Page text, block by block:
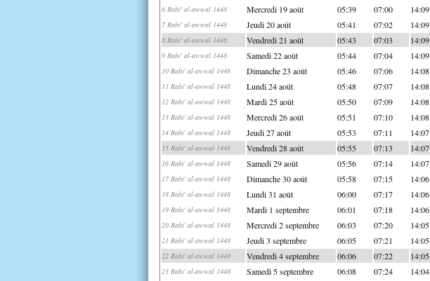
6 Rabi' al-awwal 1448 Mercredi 19 août 05:39 07:00 14:09
7 Rabi' al-awwal 1448 Jeudi 20 août 05:41 07:02 14:09
8 Rabi' al-awwal 1448 Vendredi 21 août 05:43 07:03 14:09
9 Rabi' al-awwal 1448 Samedi 22 août 05:44 07:04 14:09
10 Rabi' al-awwal 1448 Dimanche 23 août 05:46 07:06 14:08
11 Rabi' al-awwal 1448 Lundi 24 août 05:48 07:07 14:08
12 Rabi' al-awwal 1448 Mardi 25 août 05:50 07:09 14:08
13 Rabi' al-awwal 1448 Mercredi 26 août 05:51 07:10 14:08
14 Rabi' al-awwal 1448 Jeudi 27 août 05:53 07:11 14:07
15 Rabi' al-awwal 1448 Vendredi 28 août 05:55 07:13 14:07
16 Rabi' al-awwal 1448 Samedi 29 août 05:56 07:14 14:07
17 Rabi' al-awwal 1448 Dimanche 30 août 05:58 07:15 14:06
18 Rabi' al-awwal 1448 Lundi 31 août 06:00 07:17 14:06
19 Rabi' al-awwal 1448 Mardi 1 septembre 06:01 07:18 14:06
20 Rabi' al-awwal 1448 Mercredi 2 septembre 06:03 07:20 14:05
21 Rabi' al-awwal 1448 Jeudi 3 septembre 06:05 07:21 14:05
22 Rabi' al-awwal 1448 Vendredi 4 septembre 06:06 07:22 14:05
23 Rabi' al-awwal 1448 Samedi 5 septembre 06:08 07:24 14:04